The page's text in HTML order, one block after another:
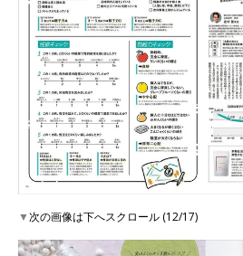
▼次の画像は下へスクロール (12/17)